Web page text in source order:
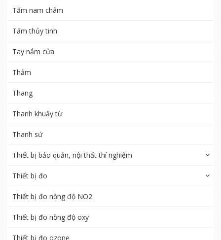
Tấm nam châm
Tấm thủy tinh
Tay nắm cửa
Thảm
Thang
Thanh khuấy từ
Thanh sứ
Thiết bị bảo quản, nội thất thí nghiệm
Thiết bị đo
Thiết bị đo nồng độ NO2
Thiết bị đo nồng độ oxy
Thiết bị đo ozone